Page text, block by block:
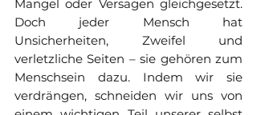
Mangel oder Versagen gleichgesetzt.
Doch jeder Mensch hat
Unsicherheiten, Zweifel und
verletzliche Seiten – sie gehören zum
Menschsein dazu. Indem wir sie
verdrängen, schneiden wir uns von